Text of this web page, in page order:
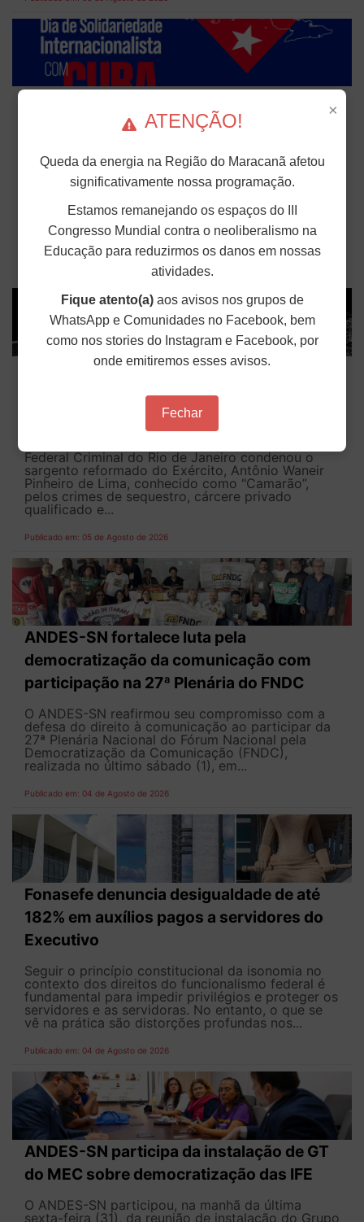
Solidariedade Internacionalista com Cuba
O ANDES-SN conclama suas seções sindicais e o
conjunto da categoria docente a construírem, no
Internacionalista com Cuba. A mobilização visa
reafirmar a solidariedade internacionalista à luta
do povo cubano e...
Publicado em: 05 de Agosto de 2026
Em decisão inédita, Justiça Federal
condena ex-agente da ditadura por
Federal Criminal do Rio de Janeiro condenou o
sargento reformado do Exército, Antônio Waneir
Pinheiro de Lima, conhecido como "Camarão”,
pelos crimes de sequestro, cárcere privado
qualificado e...
Publicado em: 05 de Agosto de 2026
ANDES-SN fortalece luta pela
democratização da comunicação com
participação na 27ª Plenária do FNDC
O ANDES-SN reafirmou seu compromisso com a
defesa do direito à comunicação ao participar da
27ª Plenária Nacional do Fórum Nacional pela
Democratização da Comunicação (FNDC),
realizada no último sábado (1), em...
Publicado em: 04 de Agosto de 2026
Fonasefe denuncia desigualdade de até
182% em auxílios pagos a servidores do
Executivo
Seguir o princípio constitucional da isonomia no
contexto dos direitos do funcionalismo federal é
fundamental para impedir privilégios e proteger os
servidores e as servidoras. No entanto, o que se
vê na prática são distorções profundas nos...
Publicado em: 04 de Agosto de 2026
ANDES-SN participa da instalação de GT
do MEC sobre democratização das IFE
O ANDES-SN participou, na manhã da última
sexta-feira (31), da reunião de instalação do Grupo
×
ATENÇÃO!
Queda da energia na Região do Maracanã afetou
significativamente nossa programação.
Estamos remanejando os espaços do III
Congresso Mundial contra o neoliberalismo na
Educação para reduzirmos os danos em nossas
atividades.
Fique atento(a)aos avisos nos grupos de
WhatsApp e Comunidades no Facebook, bem
como nos stories do Instagram e Facebook, por
onde emitiremos esses avisos.
Fechar